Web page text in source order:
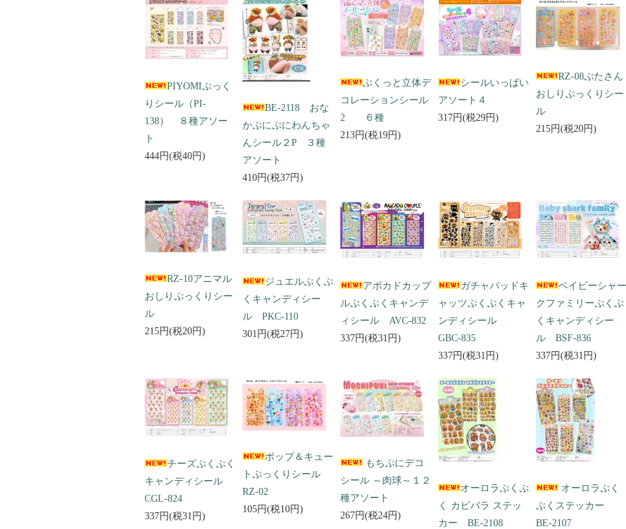
PIYOMIぷっく
りシール（PI-
138） ８種アソー
ト
444円(税40円)
BE-2118 おな
かぷにぷにわんちゃ
んシール２P ３種
アソート
410円(税37円)
ぷくっと立体デ
コレーションシール
2 ６種
213円(税19円)
シールいっぱい
アソート４
317円(税29円)
RZ-08ぶたさん
おしりぷっくりシー
ル
215円(税20円)
RZ-10アニマル
おしりぷっくりシー
ル
215円(税20円)
ジュエルぷくぷ
くキャンディシー
ル PKC-110
301円(税27円)
アボカドカップ
ルぷくぷくキャンデ
ィシール AVC-832
337円(税31円)
ガチャバッドキ
ャッツぷくぷくキャ
ンディシール
GBC-835
337円(税31円)
ベイビーシャー
クファミリーぷくぷ
くキャンディシー
ル BSF-836
337円(税31円)
チーズぷくぷく
キャンディシール
CGL-824
337円(税31円)
ポップ＆キュー
トぷっくりシール
RZ-02
105円(税10円)
もちぷにデコ
シール ～肉球～１２
種アソート
267円(税24円)
オーロラぷくぷ
く カピバラ ステッ
カー BE-2108
オーロラぷく
ぷくステッカー
BE-2107